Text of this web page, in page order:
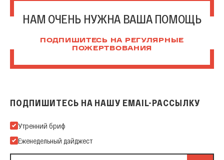
НАМ ОЧЕНЬ НУЖНА ВАША ПОМОЩЬ
ПОДПИШИТЕСЬ НА РЕГУЛЯРНЫЕ
ПОЖЕРТВОВАНИЯ
ПОДПИШИТЕСЬ НА НАШУ EMAIL-РАССЫЛКУ
Подпишитесь на нашу Email-рассылку
Утренний бриф
Еженедельный дайджест